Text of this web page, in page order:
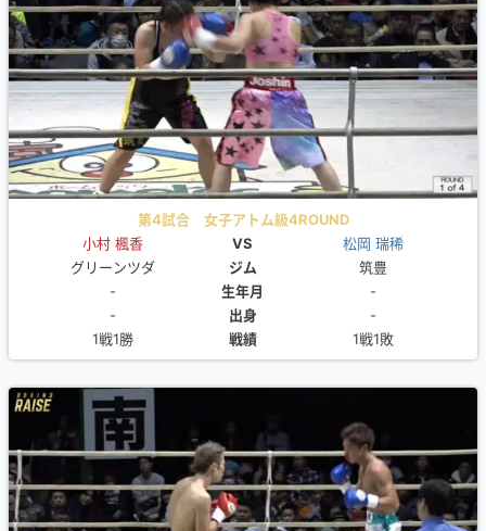
第4試合 女子アトム級4ROUND
小村 楓香
VS
松岡 瑞稀
グリーンツダ
ジム
筑豊
-
生年月
-
-
出身
-
1戦1勝
戦績 1戦1敗